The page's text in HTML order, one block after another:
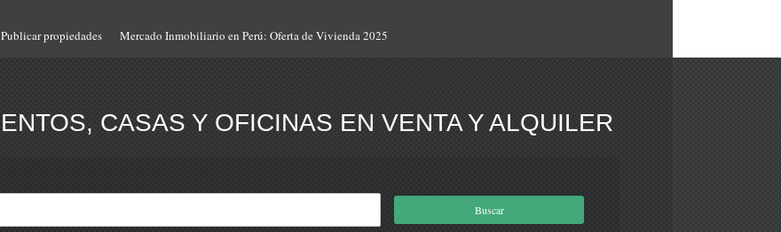
Publicar propiedades Mercado Inmobiliario en Perú: Oferta de Vivienda 2025
CASAS Y OFICINAS EN VENTA Y ALQUILER